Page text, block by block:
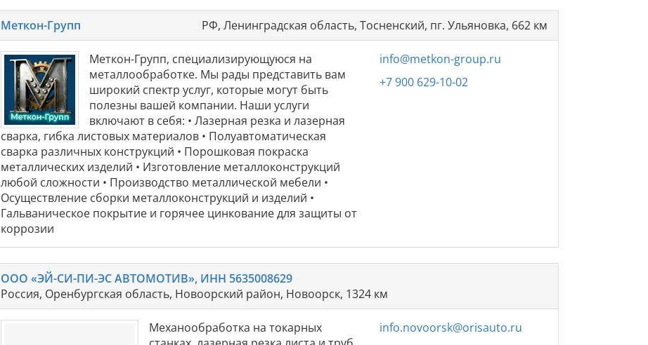
Меткон-Групп РФ, Ленинградская область, Тосненский, пг. Ульяновка, 662 км
Меткон-Групп, специализирующуюся на
металлообработке. Мы рады представить вам
широкий спектр услуг, которые могут быть
полезны вашей компании. Наши услуги
включают в себя: • Лазерная резка и лазерная
сварка, гибка листовых материалов • Полуавтоматическая
сварка различных конструкций • Порошковая покраска
металлических изделий • Изготовление металлоконструкций
любой сложности • Производство металлической мебели •
Осуществление сборки металлоконструкций и изделий •
Гальваническое покрытие и горячее цинкование для защиты от
коррозии
info@metkon-group.ru
+7 900 629-10-02
ООО «ЭЙ-СИ-ПИ-ЭС АВТОМОТИВ», ИНН 5635008629
Россия, Оренбургская область, Новоорский район, Новоорск, 1324 км
Механообработка на токарных
info.novoorsk@orisauto.ru